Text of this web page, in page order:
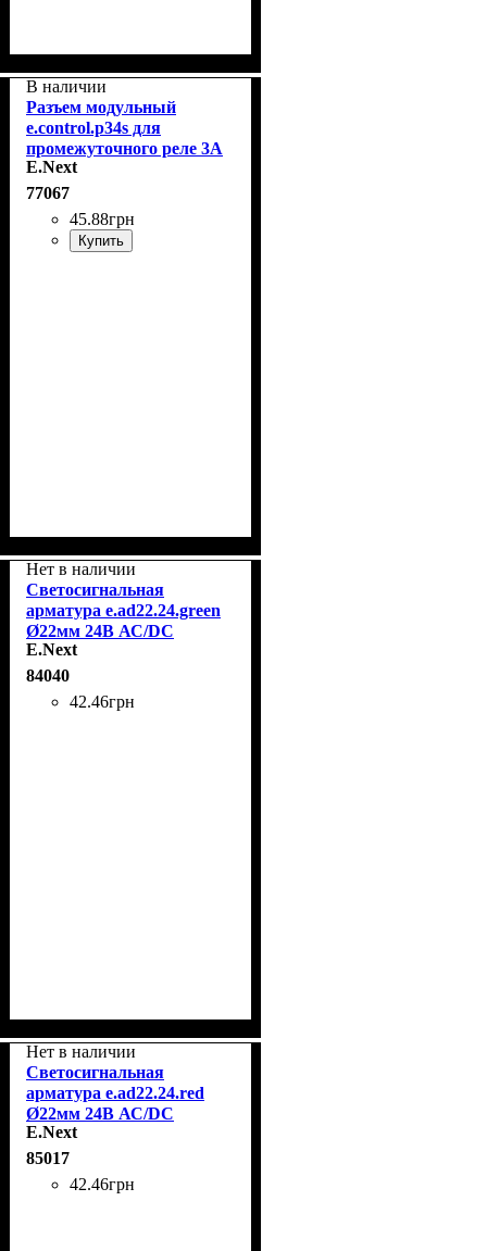
В наличии
Разъем модульный
e.control.p34s для
промежуточного реле 3А
на 4 группы контактов
E.Next i.pif.14a
E.Next
77067
45.88грн
Купить
Нет в наличии
Светосигнальная
арматура e.ad22.24.green
Ø22мм 24В АС/DC
зеленая E.Next s009020
E.Next
84040
42.46грн
Нет в наличии
Светосигнальная
арматура e.ad22.24.red
Ø22мм 24В АС/DC
красная E.Next s009021
E.Next
85017
42.46грн